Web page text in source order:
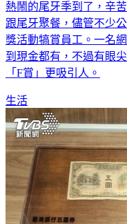
熱鬧的尾牙季到了，辛
跟尾牙聚餐，儘管不少
獎活動犒賞員工。一名
到現金都有，不過有眼
「F賞」更吸引人。
生活